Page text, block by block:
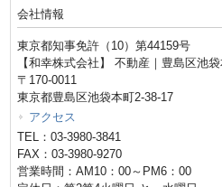
会社情報
東京都知事免許（10）第44159号
【和幸株式会社】 不動産｜豊島区池
〒170-0011
東京都豊島区池袋本町2-38-17
アクセス
TEL：03-3980-3841
FAX：03-3980-9270
営業時間：AM10：00～PM6：00